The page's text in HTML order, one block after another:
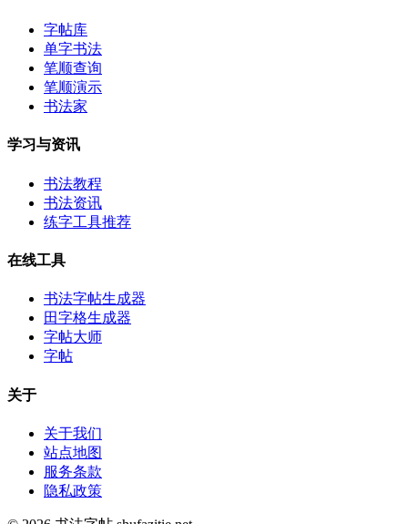
字帖库
单字书法
笔顺查询
笔顺演示
书法家
学习与资讯
书法教程
书法资讯
练字工具推荐
在线工具
书法字帖生成器
田字格生成器
字帖大师
字帖
关于
关于我们
站点地图
服务条款
隐私政策